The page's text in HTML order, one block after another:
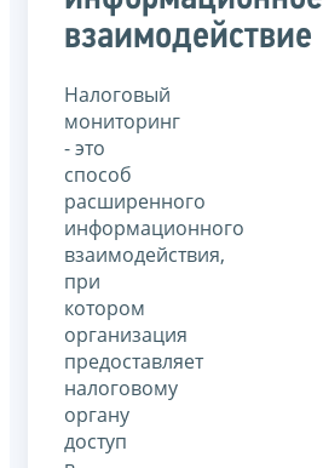
взаимодействие
Налоговый
мониторинг
- это
способ
расширенного
информационного
взаимодействия,
при
котором
организация
предоставляет
налоговому
органу
доступ